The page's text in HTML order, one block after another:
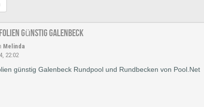
günstig Galenbeck
Melinda
22:02
günstig Galenbeck Rundpool und Rundbecken von Pool.Net